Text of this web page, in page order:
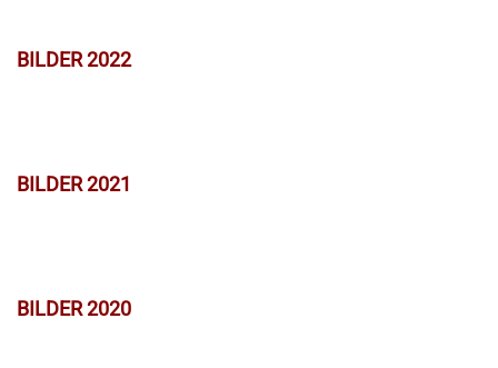
BILDER 2022
BILDER 2021
BILDER 2020